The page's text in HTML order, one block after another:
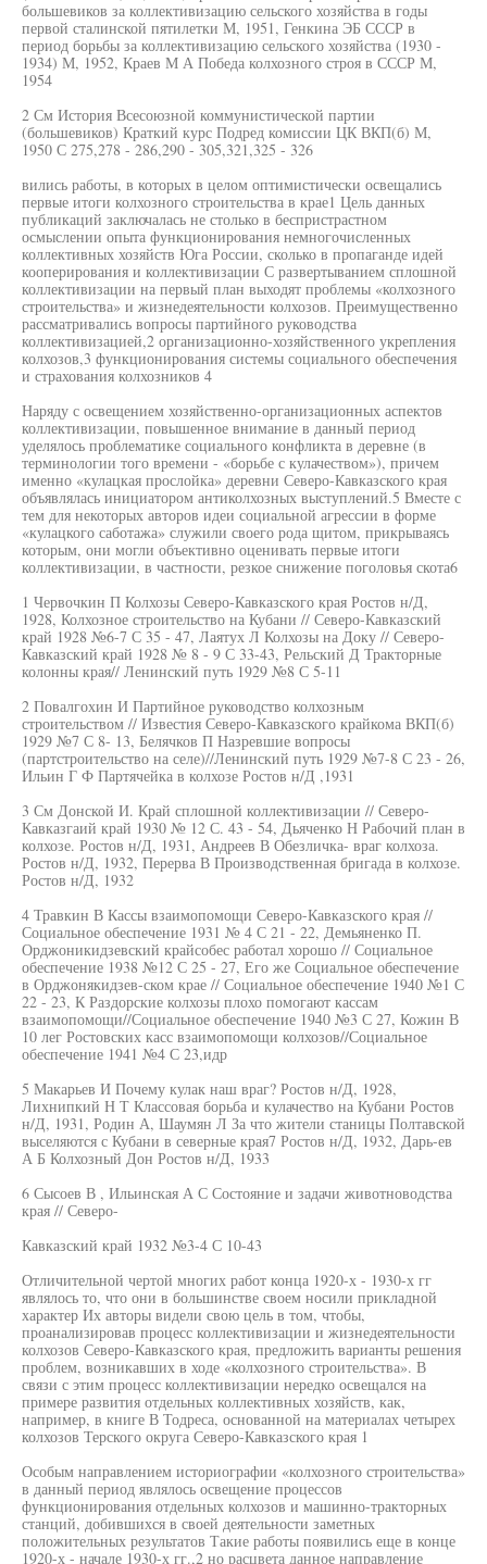
большевиков за коллективизацию сельского хозяйства в годы
первой сталинской пятилетки М, 1951, Генкина ЭБ СССР в
период борьбы за коллективизацию сельского хозяйства (1930 -
1934) М, 1952, Краев М А Победа колхозного строя в СССР М,
1954
2 См История Всесоюзной коммунистической партии
(большевиков) Краткий курс Подред комиссии ЦК ВКП(б) М,
1950 С 275,278 - 286,290 - 305,321,325 - 326
вились работы, в которых в целом оптимистически освещались
первые итоги колхозного строительства в крае1 Цель данных
публикаций заключалась не столько в беспристрастном
осмыслении опыта функционирования немногочисленных
коллективных хозяйств Юга России, сколько в пропаганде идей
кооперирования и коллективизации С развертыванием сплошной
коллективизации на первый план выходят проблемы «колхозного
строительства» и жизнедеятельности колхозов. Преимущественно
рассматривались вопросы партийного руководства
коллективизацией,2 организационно-хозяйственного укрепления
колхозов,3 функционирования системы социального обеспечения
и страхования колхозников 4
Наряду с освещением хозяйственно-организационных аспектов
коллективизации, повышенное внимание в данный период
уделялось проблематике социального конфликта в деревне (в
терминологии того времени - «борьбе с кулачеством»), причем
именно «кулацкая прослойка» деревни Северо-Кавказского края
объявлялась инициатором антиколхозных выступлений.5 Вместе с
тем для некоторых авторов идеи социальной агрессии в форме
«кулацкого саботажа» служили своего рода щитом, прикрываясь
которым, они могли объективно оценивать первые итоги
коллективизации, в частности, резкое снижение поголовья скота6
1 Червочкин П Колхозы Северо-Кавказского края Ростов н/Д,
1928, Колхозное строительство на Кубани // Северо-Кавказский
край 1928 №6-7 С 35 - 47, Лаятух Л Колхозы на Доку // Северо-
Кавказский край 1928 № 8 - 9 С 33-43, Рельский Д Тракторные
колонны края// Ленинский путь 1929 №8 С 5-11
2 Повалгохин И Партийное руководство колхозным
строительством // Известия Северо-Кавказского крайкома ВКП(б)
1929 №7 С 8- 13, Белячков П Назревшие вопросы
(партстроительство на селе)//Ленинский путь 1929 №7-8 С 23 - 26,
Ильин Г Ф Партячейка в колхозе Ростов н/Д ,1931
3 См Донской И. Край сплошной коллективизации // Северо-
Кавказгаий край 1930 № 12 С. 43 - 54, Дьяченко Н Рабочий план в
колхозе. Ростов н/Д, 1931, Андреев В Обезличка- враг колхоза.
Ростов н/Д, 1932, Перерва В Производственная бригада в колхозе.
Ростов н/Д, 1932
4 Травкин В Кассы взаимопомощи Северо-Кавказского края //
Социальное обеспечение 1931 № 4 С 21 - 22, Демьяненко П.
Орджоникидзевский крайсобес работал хорошо // Социальное
обеспечение 1938 №12 С 25 - 27, Его же Социальное обеспечение
в Орджонякидзев-ском крае // Социальное обеспечение 1940 №1 С
22 - 23, К Раздорские колхозы плохо помогают кассам
взаимопомощи//Социальное обеспечение 1940 №3 С 27, Кожин В
10 лег Ростовских касс взаимопомощи колхозов//Социальное
обеспечение 1941 №4 С 23,идр
5 Макарьев И Почему кулак наш враг? Ростов н/Д, 1928,
Лихнипкий Н Т Классовая борьба и кулачество на Кубани Ростов
н/Д, 1931, Родин А, Шаумян Л За что жители станицы Полтавской
выселяются с Кубани в северные края7 Ростов н/Д, 1932, Дарь-ев
А Б Колхозный Дон Ростов н/Д, 1933
6 Сысоев В , Ильинская А С Состояние и задачи животноводства
края // Северо-
Кавказский край 1932 №3-4 С 10-43
Отличительной чертой многих работ конца 1920-х - 1930-х гг
являлось то, что они в большинстве своем носили прикладной
характер Их авторы видели свою цель в том, чтобы,
проанализировав процесс коллективизации и жизнедеятельности
колхозов Северо-Кавказского края, предложить варианты решения
проблем, возникавших в ходе «колхозного строительства». В
связи с этим процесс коллективизации нередко освещался на
примере развития отдельных коллективных хозяйств, как,
например, в книге В Тодреса, основанной на материалах четырех
колхозов Терского округа Северо-Кавказского края 1
Особым направлением историографии «колхозного строительства»
в данный период являлось освещение процессов
функционирования отдельных колхозов и машинно-тракторных
станций, добившихся в своей деятельности заметных
положительных результатов Такие работы появились еще в конце
1920-х - начале 1930-х гг.,2 но расцвета данное направление